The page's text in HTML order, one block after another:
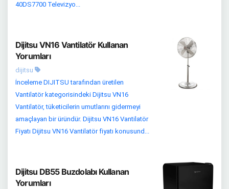
40DS7700 Televizyo...
Dijitsu VN16 Vantilatör Kullanan
Yorumları
dijitsu
İnceleme DIJITSU tarafından üretilen
Vantilatör kategorisindeki Dijitsu VN16
Vantilatör, tüketicilerin umutlarını gidermeyi
amaçlayan bir üründür. Dijitsu VN16 Vantilatör
Fiyatı Dijitsu VN16 Vantilatör fiyatı konusund...
Dijitsu DB55 Buzdolabı Kullanan
Yorumları